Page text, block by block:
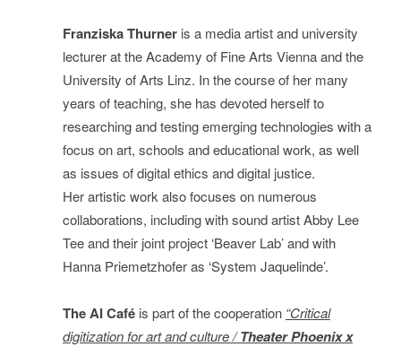
Franziska Thurner is a media artist and university
lecturer at the Academy of Fine Arts Vienna and the
University of Arts Linz. In the course of her many
years of teaching, she has devoted herself to
researching and testing emerging technologies with a
focus on art, schools and educational work, as well
as issues of digital ethics and digital justice.
Her artistic work also focuses on numerous
collaborations, including with sound artist Abby Lee
Tee and their joint project ‘Beaver Lab’ and with
Hanna Priemetzhofer as ‘System Jaquelinde’.
The AI Café is part of the cooperation “Critical
digitization for art and culture /Theater Phoenix x